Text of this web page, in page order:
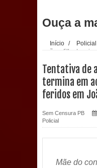
com a
PDT da
dentro
Ouça a
Início / Policial
mãe e filho
Tentativa de
termina em
feridos em
Sem Censura PB
Policial
Mãe do